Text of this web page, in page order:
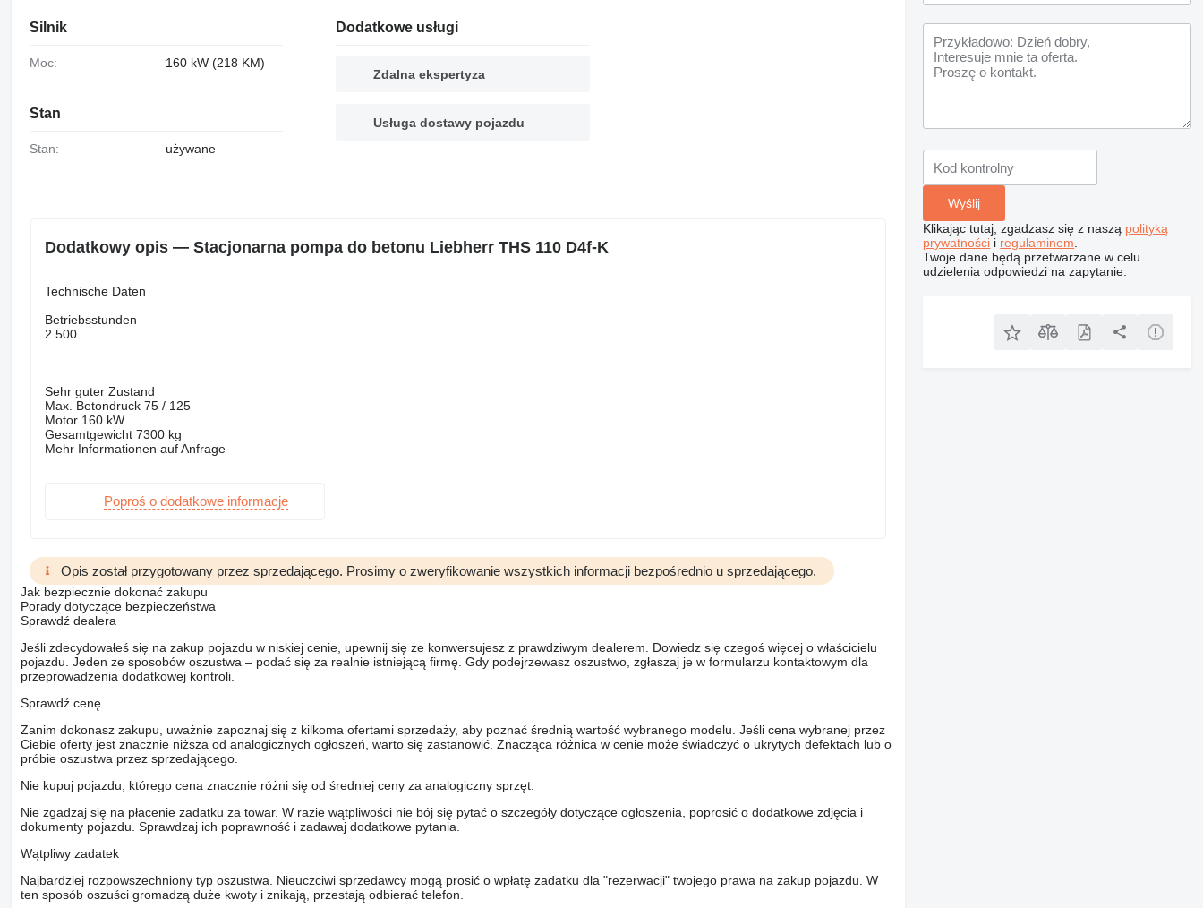
Silnik
Moc: 160 kW (218 KM)
Stan
Stan: używane
Dodatkowe usługi
Zdalna ekspertyza
Usługa dostawy pojazdu
Dodatkowy opis — Stacjonarna pompa do betonu Liebherr THS 110 D4f-K
Technische Daten
Betriebsstunden
2.500
Sehr guter Zustand
Max. Betondruck 75 / 125
Motor 160 kW
Gesamtgewicht 7300 kg
Mehr Informationen auf Anfrage
Poproś o dodatkowe informacje
Opis został przygotowany przez sprzedającego. Prosimy o zweryfikowanie wszystkich informacji bezpośrednio u sprzedającego.
Jak bezpiecznie dokonać zakupu
Porady dotyczące bezpieczeństwa
Sprawdź dealera
Jeśli zdecydowałeś się na zakup pojazdu w niskiej cenie, upewnij się że konwersujesz z prawdziwym dealerem. Dowiedz się czegoś więcej o właścicielu
pojazdu. Jeden ze sposobów oszustwa – podać się za realnie istniejącą firmę. Gdy podejrzewasz oszustwo, zgłaszaj je w formularzu kontaktowym dla
przeprowadzenia dodatkowej kontroli.
Sprawdź cenę
Zanim dokonasz zakupu, uważnie zapoznaj się z kilkoma ofertami sprzedaży, aby poznać średnią wartość wybranego modelu. Jeśli cena wybranej przez
Ciebie oferty jest znacznie niższa od analogicznych ogłoszeń, warto się zastanowić. Znacząca różnica w cenie może świadczyć o ukrytych defektach lub o
próbie oszustwa przez sprzedającego.
Nie kupuj pojazdu, którego cena znacznie różni się od średniej ceny za analogiczny sprzęt.
Nie zgadzaj się na płacenie zadatku za towar. W razie wątpliwości nie bój się pytać o szczegóły dotyczące ogłoszenia, poprosić o dodatkowe zdjęcia i
dokumenty pojazdu. Sprawdzaj ich poprawność i zadawaj dodatkowe pytania.
Wątpliwy zadatek
Najbardziej rozpowszechniony typ oszustwa. Nieuczciwi sprzedawcy mogą prosić o wpłatę zadatku dla "rezerwacji" twojego prawa na zakup pojazdu. W
ten sposób oszuści gromadzą duże kwoty i znikają, przestają odbierać telefon.
Klikając tutaj, zgadzasz się z naszą polityką
prywatności i regulaminem
Twoje dane będą przetwarzane w celu
udzielenia odpowiedzi na zapytanie.